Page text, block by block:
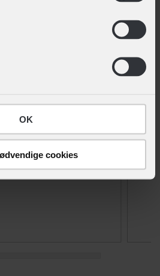
dit samtykke tilbage eller
på linket "Brug af cookies"
OK
cookies